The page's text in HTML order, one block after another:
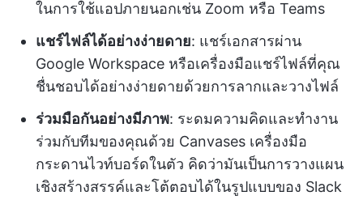
ในการใช้แอปภายนอกเช่น Zoom หรือ Teams
แชร์ไฟล์ได้อย่างง่ายดาย: แชร์เอกสารผ่าน
Google Workspace หรือเครื่องมือแชร์ไฟล์ที่คุณ
ชื่นชอบได้อย่างง่ายดายด้วยการลากและวางไฟล์
ร่วมมือกันอย่างมีภาพ: ระดมความคิดและทำงาน
ร่วมกับทีมของคุณด้วย Canvases เครื่องมือ
กระดานไวท์บอร์ดในตัว คิดว่ามันเป็นการวางแผน
เชิงสร้างสรรค์และโต้ตอบได้ในรูปแบบของ Slack